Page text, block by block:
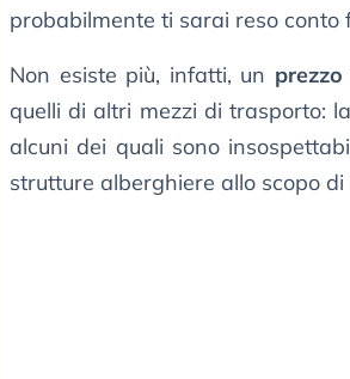
probabilmente ti sarai reso conto
Non esiste più, infatti, un
quelli di altri mezzi di trasporto:
alcuni dei quali sono
strutture alberghiere allo scopo